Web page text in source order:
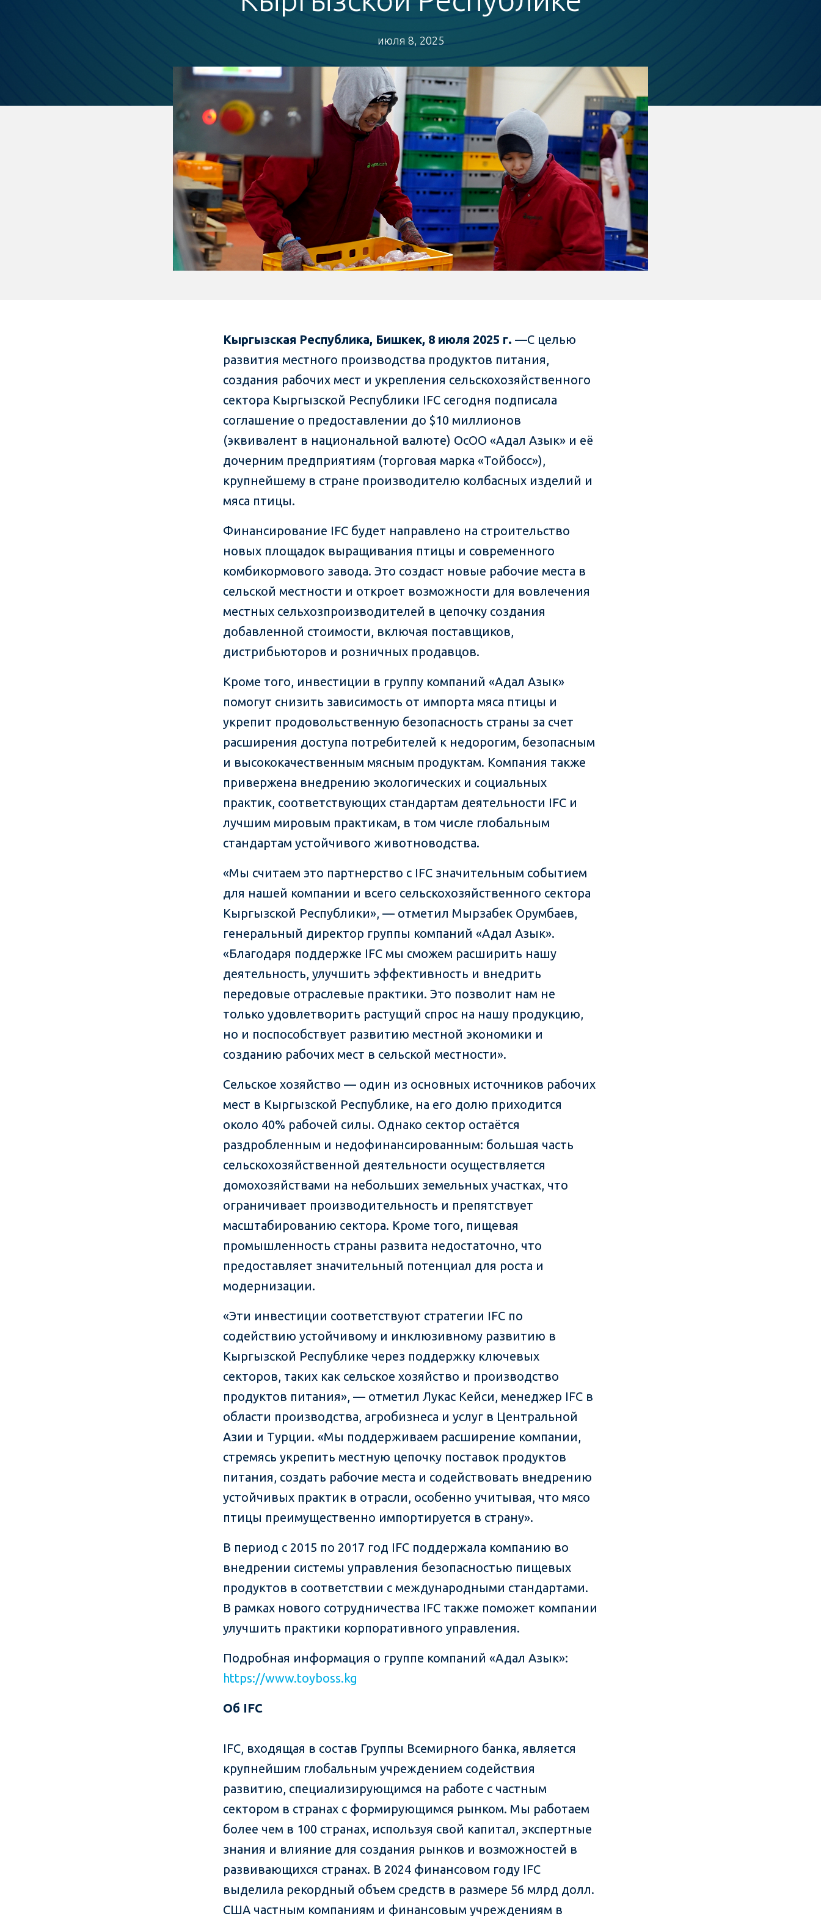
июля 8, 2025
Кыргызская Республика, Бишкек, 8 июля 2025 г. —С целью
развития местного производства продуктов питания,
создания рабочих мест и укрепления сельскохозяйственного
сектора Кыргызской Республики IFC сегодня подписала
соглашение о предоставлении до $10 миллионов
(эквивалент в национальной валюте) ОсОО «Адал Азык» и её
дочерним предприятиям (торговая марка «Тойбосc»),
крупнейшему в стране производителю колбасных изделий и
мяса птицы.
Финансирование IFC будет направлено на строительство
новых площадок выращивания птицы и современного
комбикормового завода. Это создаст новые рабочие места в
сельской местности и откроет возможности для вовлечения
местных сельхозпроизводителей в цепочку создания
добавленной стоимости, включая поставщиков,
дистрибьюторов и розничных продавцов.
Кроме того, инвестиции в группу компаний «Адал Азык»
помогут снизить зависимость от импорта мяса птицы и
укрепит продовольственную безопасность страны за счет
расширения доступа потребителей к недорогим, безопасным
и высококачественным мясным продуктам. Компания также
привержена внедрению экологических и социальных
практик, соответствующих стандартам деятельности IFC и
лучшим мировым практикам, в том числе глобальным
стандартам устойчивого животноводства.
«Мы считаем это партнерство с IFC значительным событием
для нашей компании и всего сельскохозяйственного сектора
Кыргызской Республики», — отметил Мырзабек Орумбаев,
генеральный директор группы компаний «Адал Азык».
«Благодаря поддержке IFC мы сможем расширить нашу
деятельность, улучшить эффективность и внедрить
передовые отраслевые практики. Это позволит нам не
только удовлетворить растущий спрос на нашу продукцию,
но и поспособствует развитию местной экономики и
созданию рабочих мест в сельской местности».
Сельское хозяйство — один из основных источников рабочих
мест в Кыргызской Республике, на его долю приходится
около 40% рабочей силы. Однако сектор остаётся
раздробленным и недофинансированным: большая часть
сельскохозяйственной деятельности осуществляется
домохозяйствами на небольших земельных участках, что
ограничивает производительность и препятствует
масштабированию сектора. Кроме того, пищевая
промышленность страны развита недостаточно, что
предоставляет значительный потенциал для роста и
модернизации.
«Эти инвестиции соответствуют стратегии IFC по
содействию устойчивому и инклюзивному развитию в
Кыргызской Республике через поддержку ключевых
секторов, таких как сельское хозяйство и производство
продуктов питания», — отметил Лукас Кейси, менеджер IFC в
области производства, агробизнеса и услуг в Центральной
Азии и Турции. «Мы поддерживаем расширение компании,
стремясь укрепить местную цепочку поставок продуктов
питания, создать рабочие места и содействовать внедрению
устойчивых практик в отрасли, особенно учитывая, что мясо
птицы преимущественно импортируется в страну».
В период с 2015 по 2017 год IFC поддержала компанию во
внедрении системы управления безопасностью пищевых
продуктов в соответствии с международными стандартами.
В рамках нового сотрудничества IFC также поможет компании
улучшить практики корпоративного управления.
Подробная информация о группе компаний «Адал Азык»:
https://www.toyboss.kg
Об IFC
IFC, входящая в состав Группы Всемирного банка, является
крупнейшим глобальным учреждением содействия
развитию, специализирующимся на работе с частным
сектором в странах с формирующимся рынком. Мы работаем
более чем в 100 странах, используя свой капитал, экспертные
знания и влияние для создания рынков и возможностей в
развивающихся странах. В 2024 финансовом году IFC
выделила рекордный объем средств в размере 56 млрд долл.
США частным компаниям и финансовым учреждениям в